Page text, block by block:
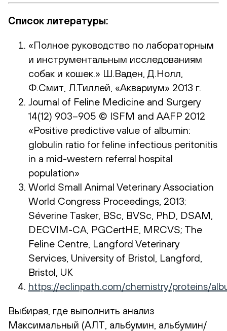
Список литературы:
«Полное руководство по лабораторным
и инструментальным исследованиям
собак и кошек.» Ш.Ваден, Д.Нолл,
Ф.Смит, Л.Тиллей, «Аквариум» 2013 г.
Journal of Feline Medicine and Surgery
14(12) 903–905 © ISFM and AAFP 2012
«Positive predictive value of albumin:
globulin ratio for feline infectious peritonitis
in a mid-western referral hospital
population»
World Small Animal Veterinary Association
World Congress Proceedings, 2013;
Séverine Tasker, BSc, BVSc, PhD, DSAM,
DECVIM-CA, PGCertHE, MRCVS; The
Feline Centre, Langford Veterinary
Services, University of Bristol, Langford,
Bristol, UK
https://eclinpath.com/chemistry/proteins/
Выбирая, где выполнить анализ
Максимальный (АЛТ, альбумин, альбумин/